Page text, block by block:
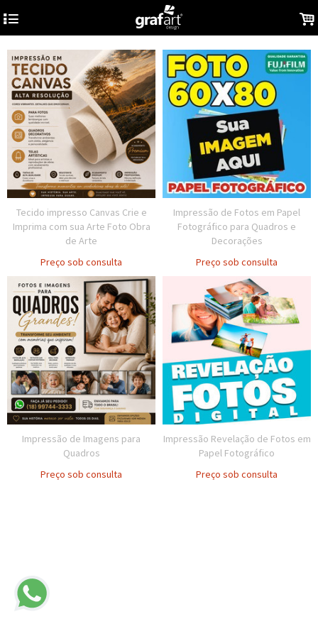
4 .
Tecido impresso Canvas Crie e
Imprima com sua Arte Foto Obra
de Arte
Preço sob consulta
Impressão de Fotos em Papel
Fotográfico para Quadros e
Decorações
Preço sob consulta
Impressão de Imagens para
Quadros
Preço sob consulta
Impressão Revelação de Fotos em
Papel Fotográfico
Preço sob consulta